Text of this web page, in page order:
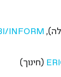
INFORM
(חינוך)